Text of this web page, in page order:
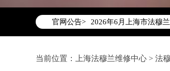
官网公告>
2026年6月上海市法穆
2026年6月法穆兰售后
上海市徐汇区虹桥路3
上海市黄浦区南京东路
当前位置： 上海法穆兰维修中心 > 法